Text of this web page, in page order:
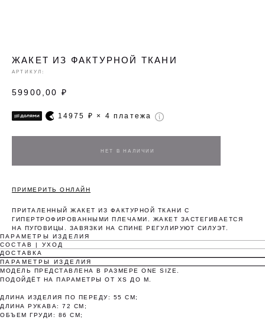
ЖАКЕТ ИЗ ФАКТУРНОЙ ТКАНИ
АРТИКУЛ:
59900,00 ₽
14975 ₽ × 4 платежа
ПРИМЕРИТЬ ОНЛАЙН
ПРИТАЛЕННЫЙ ЖАКЕТ ИЗ ФАКТУРНОЙ ТКАНИ С
ГИПЕРТРОФИРОВАННЫМИ ПЛЕЧАМИ. ЖАКЕТ ЗАСТЕГИВАЕТСЯ
НА ПУГОВИЦЫ. ЗАВЯЗКИ НА СПИНЕ РЕГУЛИРУЮТ СИЛУЭТ.
ПАРАМЕТРЫ ИЗДЕЛИЯ
СОСТАВ | УХОД
ДОСТАВКА
ПАРАМЕТРЫ ИЗДЕЛИЯ
МОДЕЛЬ ПРЕДСТАВЛЕНА В РАЗМЕРЕ ONE SIZE.
ПОДОЙДЁТ НА ПАРАМЕТРЫ ОТ XS ДО M.
ДЛИНА ИЗДЕЛИЯ ПО ПЕРЕДУ: 55 СМ;
ДЛИНА РУКАВА: 72 СМ;
ОБЪЕМ ГРУДИ: 86 СМ;
Оплата частями